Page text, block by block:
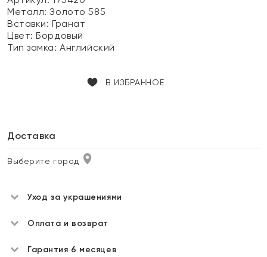
Металл:Золото 585
Вставки:Гранат
Цвет:Бордовый
Тип замка:Английский
В ИЗБРАННОЕ
Доставка
Выберите город
Уход за украшениями
Оплата и возврат
Гарантия 6 месяцев